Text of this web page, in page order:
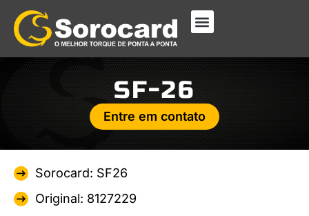
SF-26
Entre em contato
Sorocard: SF26
Original: 8127229